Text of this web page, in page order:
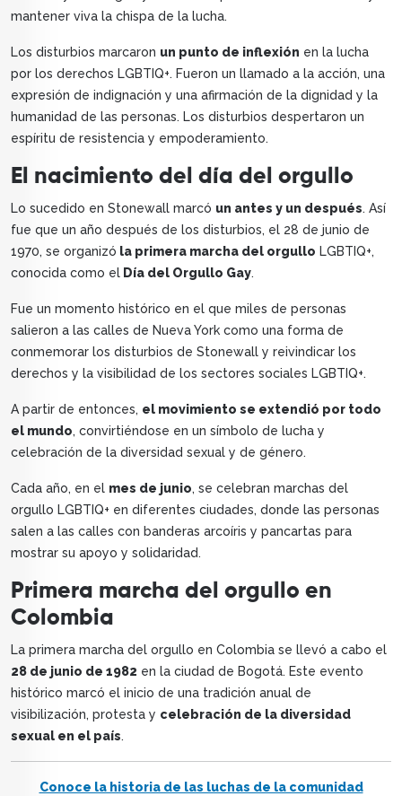
mantener viva la chispa de la lucha.
Los disturbios marcaron un punto de inflexión en la lucha
por los derechos LGBTIQ+. Fueron un llamado a la acción, una
expresión de indignación y una afirmación de la dignidad y la
humanidad de las personas. Los disturbios despertaron un
espíritu de resistencia y empoderamiento.
El nacimiento del día del orgullo
Lo sucedido en Stonewall marcó un antes y un después. Así
fue que un año después de los disturbios, el 28 de junio de
1970, se organizó la primera marcha del orgullo LGBTIQ+,
conocida como el Día del Orgullo Gay.
Fue un momento histórico en el que miles de personas
salieron a las calles de Nueva York como una forma de
conmemorar los disturbios de Stonewall y reivindicar los
derechos y la visibilidad de los sectores sociales LGBTIQ+.
A partir de entonces, el movimiento se extendió por todo
el mundo, convirtiéndose en un símbolo de lucha y
celebración de la diversidad sexual y de género.
Cada año, en el mes de junio, se celebran marchas del
orgullo LGBTIQ+ en diferentes ciudades, donde las personas
salen a las calles con banderas arcoíris y pancartas para
mostrar su apoyo y solidaridad.
Primera marcha del orgullo en
Colombia
La primera marcha del orgullo en Colombia se llevó a cabo el
28 de junio de 1982 en la ciudad de Bogotá. Este evento
histórico marcó el inicio de una tradición anual de
visibilización, protesta y celebración de la diversidad
sexual en el país.
Conoce la historia de las luchas de la comunidad